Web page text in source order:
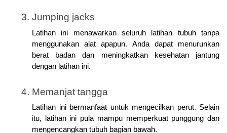
Jumping jacks
Latihan ini menawarkan seluruh latihan tubuh tanpa
menggunakan alat apapun. Anda dapat menurunkan
berat badan dan meningkatkan kesehatan jantung
dengan latihan ini.
Memanjat tangga
Latihan ini bermanfaat untuk mengecilkan perut. Selain
itu, latihan ini pula mampu memperkuat punggung dan
mengencangkan tubuh bagian bawah.